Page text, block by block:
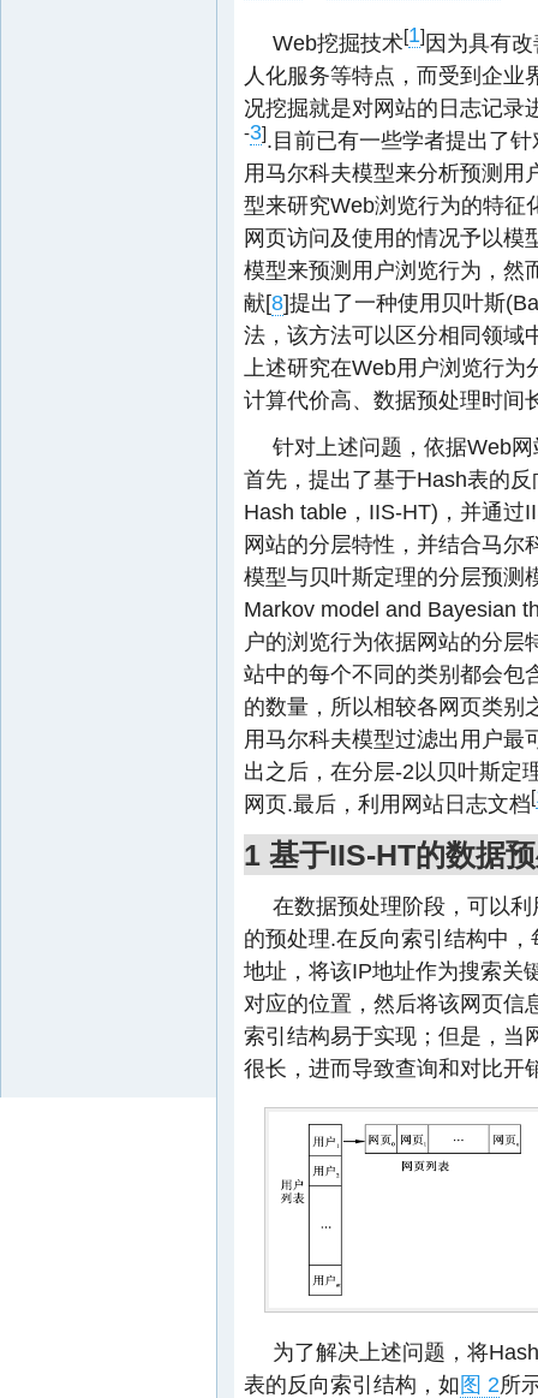
Web挖掘技术[1] 因为具有
人化服务等特点，而受到企
况挖掘就是对网站的日志记录
-3].目前已有一些学者提出了
用马尔科夫模型来分析预测用
型来研究Web浏览行为的特征
网页访问及使用的情况予以模
模型来预测用户浏览行为，然
献[8]提出了一种使用贝叶斯
法，该方法可以区分相同领域
上述研究在Web用户浏览行
计算代价高、数据预处理时间
针对上述问题，依据Web
首先，提出了基于Hash表的
Hash table，IIS-HT)，并通过
网站的分层特性，并结合马尔
模型与贝叶斯定理的分层预测
Markov model and Bayesian
户的浏览行为依据网站的分
站中的每个不同的类别都会包
的数量，所以相较各网页类别
用马尔科夫模型过滤出用户最
出之后，在分层-2以贝叶斯定
网页.最后，利用网站日志文档[
1 基于IIS-HT的数据
在数据预处理阶段，可以
的预处理.在反向索引结构中
地址，将该IP地址作为搜索关
对应的位置，然后将该网页信
索引结构易于实现；但是，当
很长，进而导致查询和对比开
为了解决上述问题，将
表的反向索引结构，如图 2所